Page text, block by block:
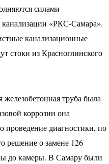
силами
канализации «РКС-Самара».
канализационные
стоки из Красноглинского
железобетонная труба была
коррозии она
проведение диагностики, по
решение о замене 126
до камеры. В Самару были